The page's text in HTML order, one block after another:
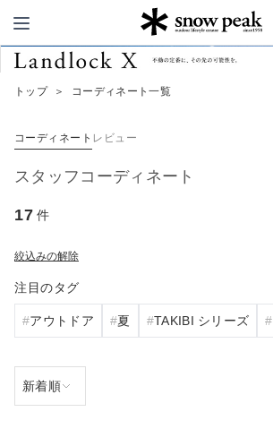
Snow Peak
トップ ＞ コーディネート一覧
コーディネート レビュー
スタッフコーディネート
17 件
絞込みの解除
注目のタグ
アウトドア 夏 TAKIBI シリーズ